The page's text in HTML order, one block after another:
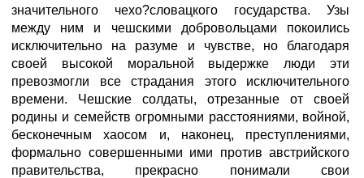
значительного чехо?словацкого государства. Узы
между ним и чешскими добровольцами покоились
исключительно на разуме и чувстве, но благодаря
своей высокой моральной выдержке люди эти
превозмогли все страдания этого исключительного
времени. Чешские солдаты, отрезанные от своей
родины и семейств огромными расстояниями, войной,
бесконечным хаосом и, наконец, преступлениями,
формально совершенными ими против австрийского
правительства, прекрасно понимали свои